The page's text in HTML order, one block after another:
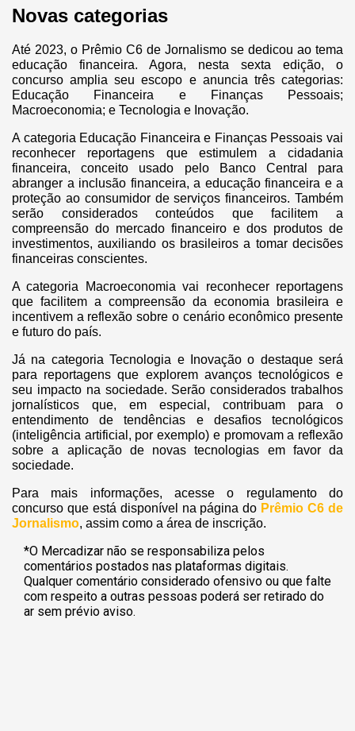
Novas categorias
Até 2023, o Prêmio C6 de Jornalismo se dedicou ao tema
educação financeira. Agora, nesta sexta edição, o
concurso amplia seu escopo e anuncia três categorias:
Educação Financeira e Finanças Pessoais;
Macroeconomia; e Tecnologia e Inovação.
A categoria Educação Financeira e Finanças Pessoais vai
reconhecer reportagens que estimulem a cidadania
financeira, conceito usado pelo Banco Central para
abranger a inclusão financeira, a educação financeira e a
proteção ao consumidor de serviços financeiros. Também
serão considerados conteúdos que facilitem a
compreensão do mercado financeiro e dos produtos de
investimentos, auxiliando os brasileiros a tomar decisões
financeiras conscientes.
A categoria Macroeconomia vai reconhecer reportagens
que facilitem a compreensão da economia brasileira e
incentivem a reflexão sobre o cenário econômico presente
e futuro do país.
Já na categoria Tecnologia e Inovação o destaque será
para reportagens que explorem avanços tecnológicos e
seu impacto na sociedade. Serão considerados trabalhos
jornalísticos que, em especial, contribuam para o
entendimento de tendências e desafios tecnológicos
(inteligência artificial, por exemplo) e promovam a reflexão
sobre a aplicação de novas tecnologias em favor da
sociedade.
Para mais informações, acesse o regulamento do
concurso que está disponível na página do Prêmio C6 de
Jornalismo, assim como a área de inscrição.
*O Mercadizar não se responsabiliza pelos
comentários postados nas plataformas digitais.
Qualquer comentário considerado ofensivo ou que falte
com respeito a outras pessoas poderá ser retirado do
ar sem prévio aviso.